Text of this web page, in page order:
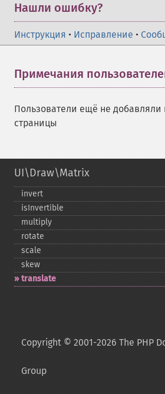
Нашли ошибку?
Инструкция • Исправление •
Примечания
Пользователи ещё не
страницы
UI\Draw\Matrix
invert
isInvertible
multiply
rotate
scale
skew
translate
Copyright © 2001-2026 The PHP
Group